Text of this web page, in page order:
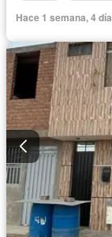
Hace 1 semana, 4